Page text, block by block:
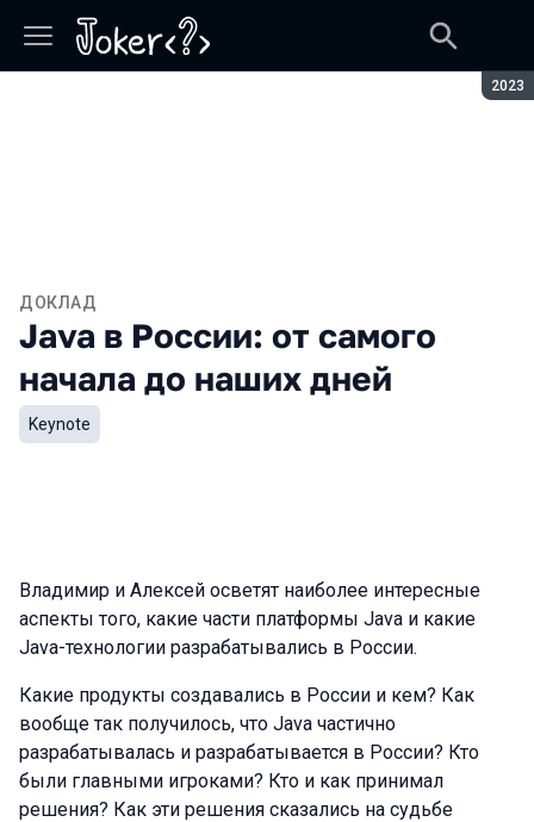
2023
ДОКЛАД
Java в России: от самого
начала до наших дней
Keynote
Владимир и Алексей осветят наиболее интересные
аспекты того, какие части платформы Java и какие
Java-технологии разрабатывались в России.
Какие продукты создавались в России и кем? Как
вообще так получилось, что Java частично
разрабатывалась и разрабатывается в России? Кто
были главными игроками? Кто и как принимал
решения? Как эти решения сказались на судьбе